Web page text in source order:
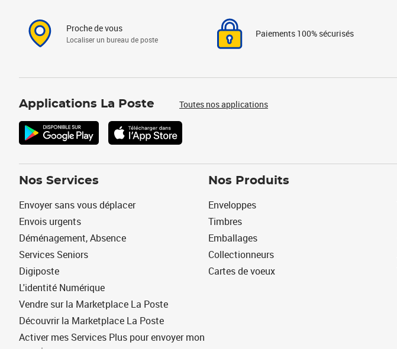
Proche de vous
Localiser un bureau de poste
Paiements 100% sécurisés
Applications La Poste Toutes nos applications
Nos Services
Envoyer sans vous déplacer
Envois urgents
Déménagement, Absence
Services Seniors
Digiposte
L'identité Numérique
Vendre sur la Marketplace La Poste
Découvrir la Marketplace La Poste
Activer mes Services Plus pour envoyer mon
Nos Produits
Enveloppes
Timbres
Emballages
Collectionneurs
Cartes de voeux